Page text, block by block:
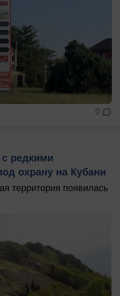
0
редкими
охрану на Кубани
территория появилась